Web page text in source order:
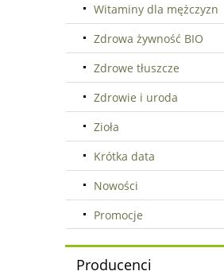
Witaminy dla mężczyzn
Zdrowa żywność BIO
Zdrowe tłuszcze
Zdrowie i uroda
Zioła
Krótka data
Nowości
Promocje
Producenci